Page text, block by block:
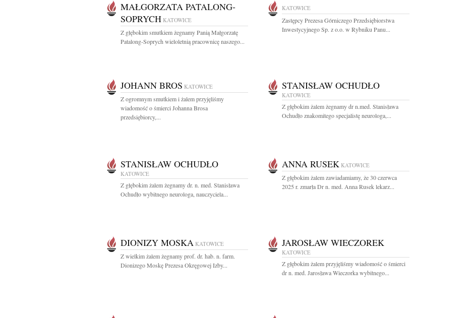
MAŁGORZATA PATALONG-
SOPRYCH KATOWICE
Z głębokim smutkiem żegnamy Panią Małgorzatę
Patalong-Soprych wieloletnią pracownicę naszego...
KATOWICE
Zastępcy Prezesa Górniczego Przedsiębiorstwa
Inwestycyjnego Sp. z o.o. w Rybniku Panu...
JOHANN BROS KATOWICE
Z ogromnym smutkiem i żalem przyjęliśmy
wiadomość o śmierci Johanna Brosa
przedsiębiorcy,...
STANISŁAW OCHUDŁO
KATOWICE
Z głębokim żalem żegnamy dr n.med. Stanisława
Ochudło znakomitego specjalistę neurologa,...
STANISŁAW OCHUDŁO
KATOWICE
Z głębokim żalem żegnamy dr. n. med. Stanisława
Ochudło wybitnego neurologa, nauczyciela...
ANNA RUSEK KATOWICE
Z głębokim żalem zawiadamiamy, że 30 czerwca
2025 r. zmarła Dr n. med. Anna Rusek lekarz...
DIONIZY MOSKA KATOWICE
Z wielkim żalem żegnamy prof. dr. hab. n. farm.
Dionizego Moskę Prezesa Okręgowej Izby...
JAROSŁAW WIECZOREK
KATOWICE
Z głębokim żalem przyjęliśmy wiadomość o śmierci
dr n. med. Jarosława Wieczorka wybitnego...